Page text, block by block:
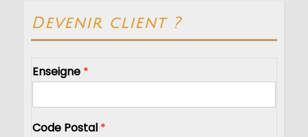
Devenir client ?
Enseigne *
Code Postal *